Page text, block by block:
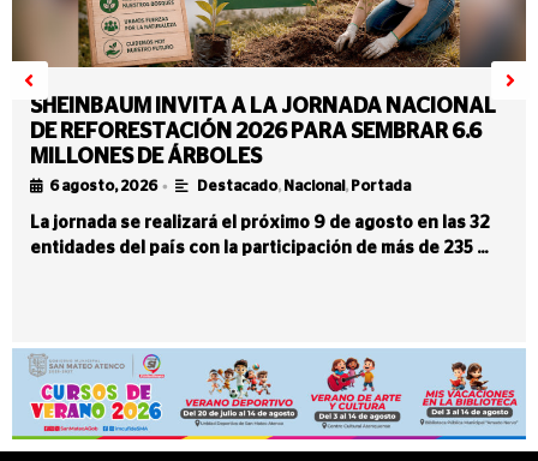
SHEINBAUM INVITA A LA JORNADA NACIONAL
DE REFORESTACIÓN 2026 PARA SEMBRAR 6.6
MILLONES DE ÁRBOLES
6 agosto, 2026 • Destacado, Nacional , Portada
La jornada se realizará el próximo 9 de agosto en las 32
entidades del país con la participación de más de 235 …